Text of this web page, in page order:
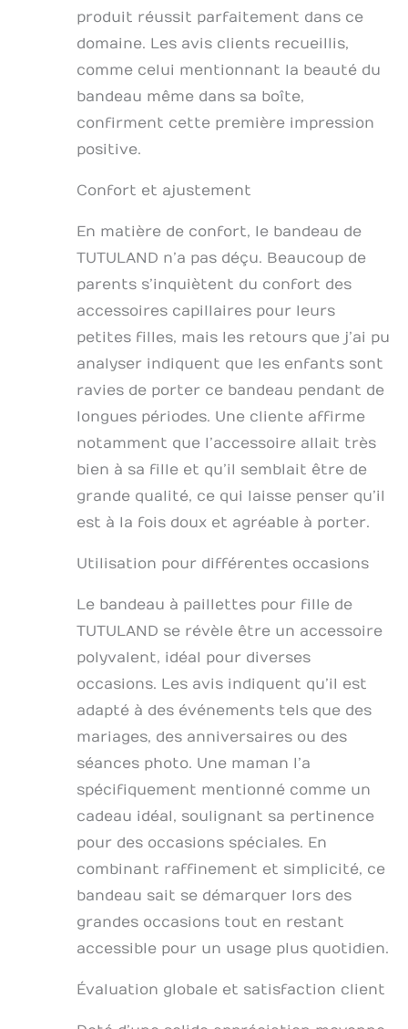
produit réussit parfaitement dans ce
domaine. Les avis clients recueillis,
comme celui mentionnant la beauté du
bandeau même dans sa boîte,
confirment cette première impression
positive.
Confort et ajustement
En matière de confort, le bandeau de
TUTULAND n’a pas déçu. Beaucoup de
parents s’inquiètent du confort des
accessoires capillaires pour leurs
petites filles, mais les retours que j’ai pu
analyser indiquent que les enfants sont
ravies de porter ce bandeau pendant de
longues périodes. Une cliente affirme
notamment que l’accessoire allait très
bien à sa fille et qu’il semblait être de
grande qualité, ce qui laisse penser qu’il
est à la fois doux et agréable à porter.
Utilisation pour différentes occasions
Le bandeau à paillettes pour fille de
TUTULAND se révèle être un accessoire
polyvalent, idéal pour diverses
occasions. Les avis indiquent qu’il est
adapté à des événements tels que des
mariages, des anniversaires ou des
séances photo. Une maman l’a
spécifiquement mentionné comme un
cadeau idéal, soulignant sa pertinence
pour des occasions spéciales. En
combinant raffinement et simplicité, ce
bandeau sait se démarquer lors des
grandes occasions tout en restant
accessible pour un usage plus quotidien.
Évaluation globale et satisfaction client